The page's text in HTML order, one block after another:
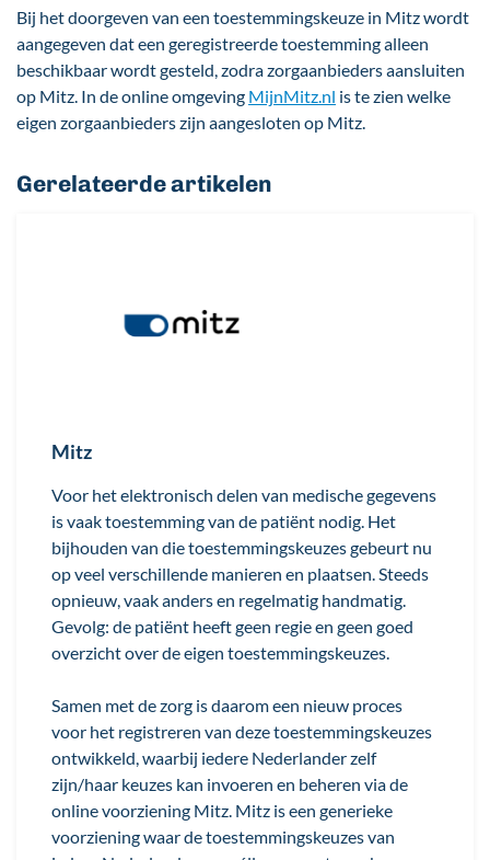
Bij het doorgeven van een toestemmingskeuze in Mitz wordt
aangegeven dat een geregistreerde toestemming alleen
beschikbaar wordt gesteld, zodra zorgaanbieders aansluiten
op Mitz. In de online omgeving MijnMitz.nl is te zien welke
eigen zorgaanbieders zijn aangesloten op Mitz.
Gerelateerde artikelen
Mitz
Voor het elektronisch delen van medische gegevens
is vaak toestemming van de patiënt nodig. Het
bijhouden van die toestemmingskeuzes gebeurt nu
op veel verschillende manieren en plaatsen. Steeds
opnieuw, vaak anders en regelmatig handmatig.
Gevolg: de patiënt heeft geen regie en geen goed
overzicht over de eigen toestemmingskeuzes.
Samen met de zorg is daarom een nieuw proces
voor het registreren van deze toestemmingskeuzes
ontwikkeld, waarbij iedere Nederlander zelf
zijn/haar keuzes kan invoeren en beheren via de
online voorziening Mitz. Mitz is een generieke
voorziening waar de toestemmingskeuzes van